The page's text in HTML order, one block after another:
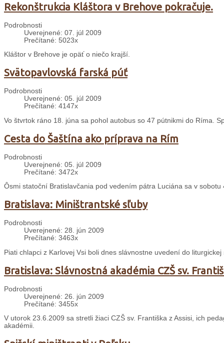
Rekonštrukcia Kláštora v Brehove pokračuje.
Podrobnosti
Uverejnené: 07. júl 2009
Prečítané: 5023x
Kláštor v Brehove je opäť o niečo krajší.
Svätopavlovská farská púť
Podrobnosti
Uverejnené: 05. júl 2009
Prečítané: 4147x
Vo štvrtok ráno 18. júna sa pohol autobus so 47 pútnikmi do Ríma.
Cesta do Šaštína ako príprava na Rím
Podrobnosti
Uverejnené: 05. júl 2009
Prečítané: 3472x
Ôsmi statoční Bratislavčania pod vedením pátra Luciána sa v
Bratislava: Miništrantské sľuby
Podrobnosti
Uverejnené: 28. jún 2009
Prečítané: 3463x
Piati chlapci z Karlovej Vsi boli dnes slávnostne uvedení do
Bratislava: Slávnostná akadémia CZŠ sv.
Podrobnosti
Uverejnené: 26. jún 2009
Prečítané: 3455x
V utorok 23.6.2009 sa stretli žiaci CZŠ sv. Františka z Assisi, ich
akadémii.